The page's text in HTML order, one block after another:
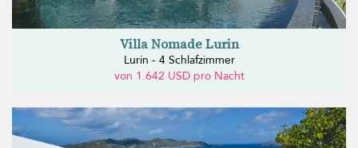
Villa Nomade Lurin
Lurin - 4 Schlafzimmer
von 1.642 USD pro Nacht